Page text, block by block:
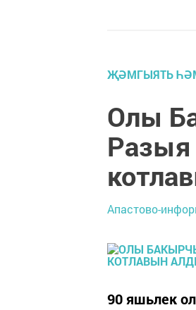
ҖӘМГЫЯТЬ
Олы
Апастово-
90 яшьлек